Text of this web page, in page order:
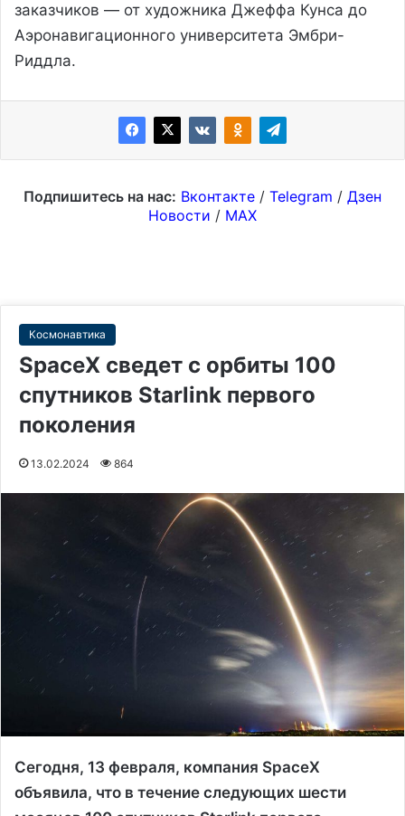
заказчиков — от художника Джеффа Кунса до
Аэронавигационного университета Эмбри-
Риддла.
Подпишитесь на нас: Вконтакте / Telegram / Дзен
Новости / MAX